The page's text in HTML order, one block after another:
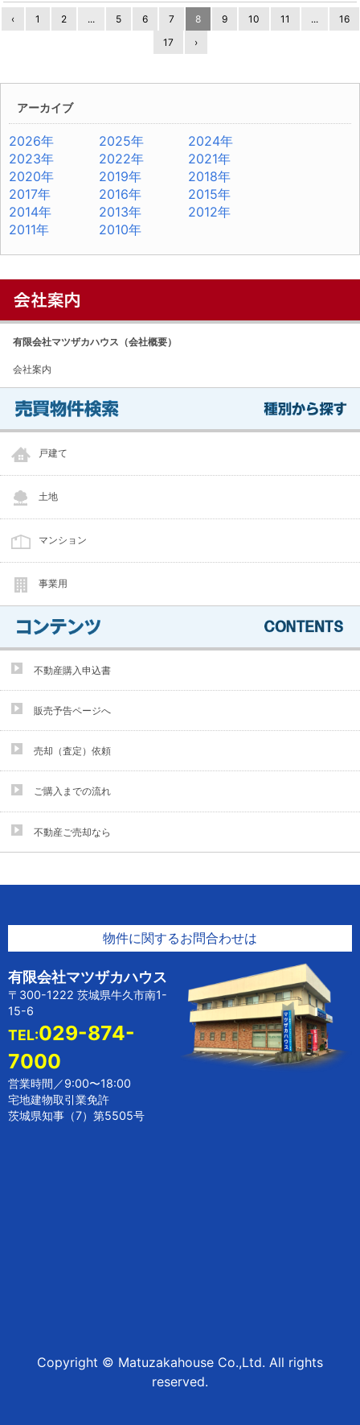
‹ 1 2 ... 5 6 7 8 9 10 11 ...
16
17
›
アーカイブ
2026年 2025年
2024年
2023年
2022年
2021年
2020年
2019年
2018年
2017年
2016年
2015年
2014年
2013年
2012年
2011年
2010年
有限会社マツザカハウス（会社概要）
会社案内
戸建て
土地
マンション
事業用
不動産購入申込書
販売予告ページへ
売却（査定）依頼
ご購入までの流れ
不動産ご売却なら
物件に関するお問合わせは
有限会社マツザカハウス
〒300-1222 茨城県牛久市南1-
15-6
TEL:029-874-
7000
営業時間／9:00〜18:00
宅地建物取引業免許
茨城県知事（7）第5505号
Copyright © Matuzakahouse Co.,Ltd. All rights
reserved.